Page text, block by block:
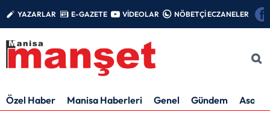
YAZARLAR E-GAZETE VİDEOLAR NÖBETÇİ ECZANELER
Özel Haber Manisa Haberleri Genel Gündem Asayiş